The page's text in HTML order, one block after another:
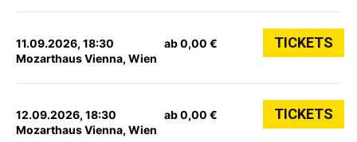
11.09.2026, 18:30
Mozarthaus Vienna, Wien
ab 0,00 € TICKETS
12.09.2026, 18:30
Mozarthaus Vienna, Wien
ab 0,00 € TICKETS